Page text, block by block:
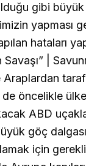
gibi
yapması
hataları
taraf
öncelikle
ABD
göç dalgası
için